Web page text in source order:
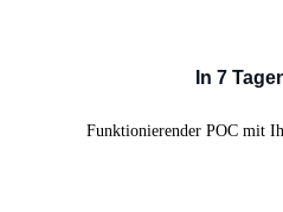
In 7
Funktionierender POC mit